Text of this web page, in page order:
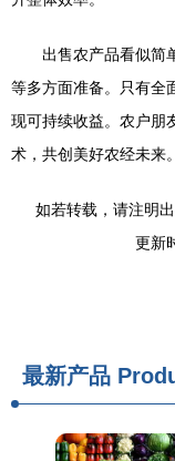
出售农产品看似简
等多方面准备。只有全
现可持续收益。农户朋
术，共创美好农经未来。
如若转载，请注明
更新
最新产品